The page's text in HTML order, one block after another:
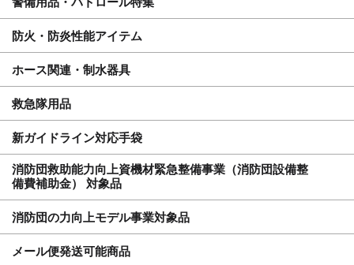
防火・防炎性能アイテム
ホース関連・制水器具
救急隊用品
新ガイドライン対応手袋
消防団救助能力向上資機材緊急整備事業（消防団設備整
備費補助金） 対象品
消防団の力向上モデル事業対象品
メール便発送可能商品